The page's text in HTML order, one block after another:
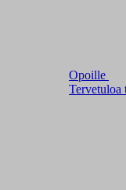
Opoille
Tervetuloa